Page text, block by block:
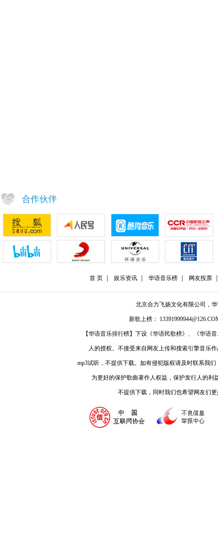
合作伙伴
首 页 娱乐资讯 华语音乐榜 网友投票
北京合力飞扬文化有限公司，
新歌上榜：
【华语音乐排行榜】下设《华语民歌榜》、《华语
人的授权。不接受来自网友上传和搜索引擎音乐
mp3试听，不提供下载。如有侵犯版权请及时联系我
为更好的保护歌曲著作人权益，保护发行人的
不提供下载，同时我们也希望网友们